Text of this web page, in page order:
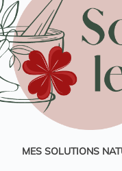
MES SOLUTIONS